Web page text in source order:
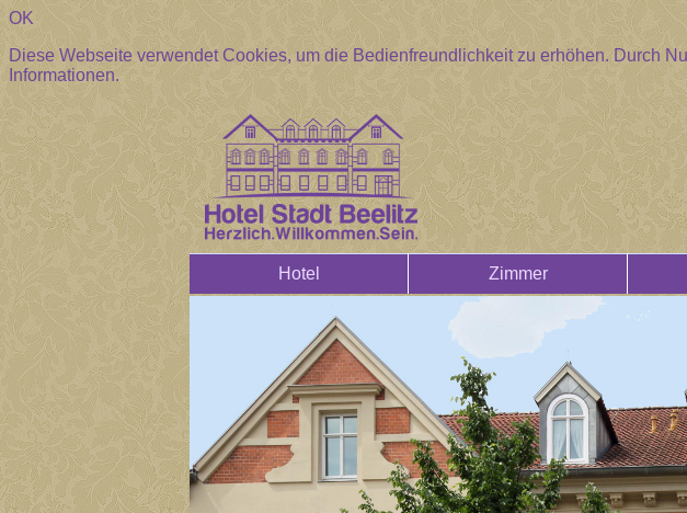
OK
Diese Webseite verwendet Cookies, um die Bedienfreundlichkeit zu erhöhen. Durch
Informationen.
Hotel Zimmer